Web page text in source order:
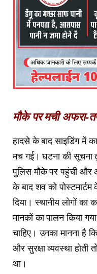
मौके पर मची अफरा-
हादसे के बाद साइडिंग में
मच गई। घटना की सूचना
पुलिस मौके पर पहुंची और
के बाद शव को
दिया। स्थानीय लोगों का
मानकों का पालन किया
चाहिए। उनका मानना है
और सुरक्षा व्यवस्था होती
था।